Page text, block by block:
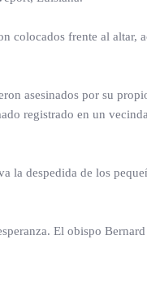
colocados frente al altar,
asesinados por su
registrado en un
la despedida de los
El obispo